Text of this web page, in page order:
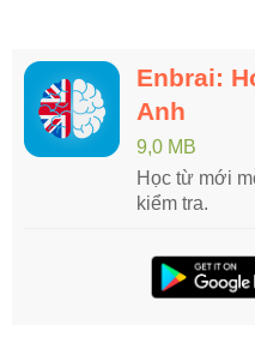
Enbrai:
Anh
9,0 MB
Học từ mới
kiểm tra.